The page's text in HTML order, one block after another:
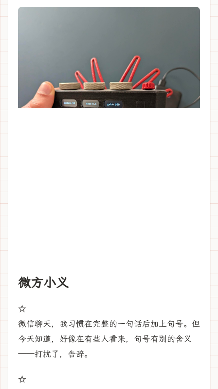
微方小义
☆
微信聊天，我习惯在完整的一句话后加上句号。但
今天知道，好像在有些人看来，句号有别的含义
——打扰了，告辞。
☆